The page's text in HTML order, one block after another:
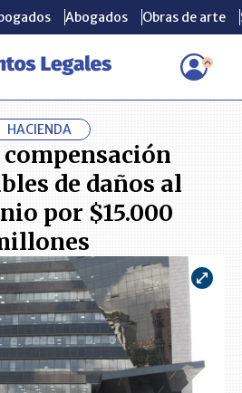
Abogados Obras de arte
Cajas de compensación responsables
Abogados Obras de arte
HACIENDA
compensación
de daños al
por $15.000